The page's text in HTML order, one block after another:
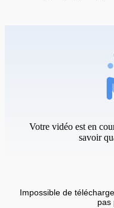
Votre vidéo est en
savoir
Impossible de
pas